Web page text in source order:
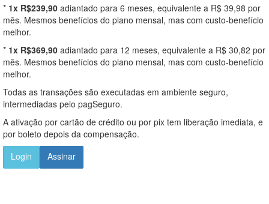
* 1x R$239,90 adiantado para 6 meses, equivalente a R$ 39,98 por
mês. Mesmos benefícios do plano mensal, mas com custo-benefício
melhor.
* 1x R$369,90 adiantado para 12 meses, equivalente a R$ 30,82 por
mês. Mesmos benefícios do plano mensal, mas com custo-benefício
melhor.
Todas as transações são executadas em ambiente seguro,
intermediadas pelo pagSeguro.
A ativação por cartão de crédito ou por pix tem liberação imediata, e
por boleto depois da compensação.
Login
Assinar